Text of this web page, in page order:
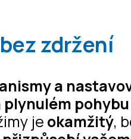
zdržení
a
pohybu
je okamžitý,